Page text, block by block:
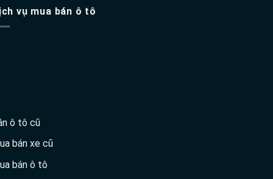
vụ mua bán ô tô
ô tô cũ
bán xe cũ
bán ô tô